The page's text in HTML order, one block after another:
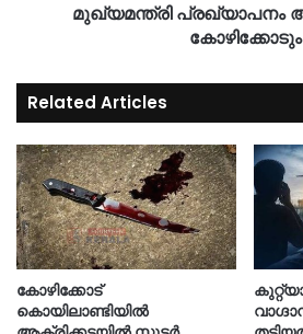
മുഖ്യമന്ത്രി പ്രഖ്യാപനം
കോഴിക്കോടും
Related Articles
കോഴിക്കോട്
കൊയിലാണ്ടിയിൽ